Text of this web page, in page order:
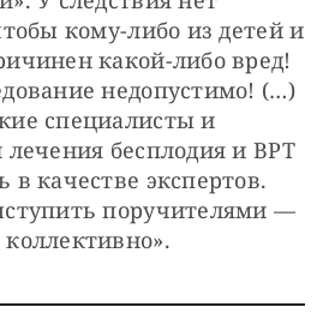
кому-либо из детей и
какой-либо вред!
недопустимо! (…)
специалисты и
бесплодия и ВРТ
в качестве экспертов.
поручителями —